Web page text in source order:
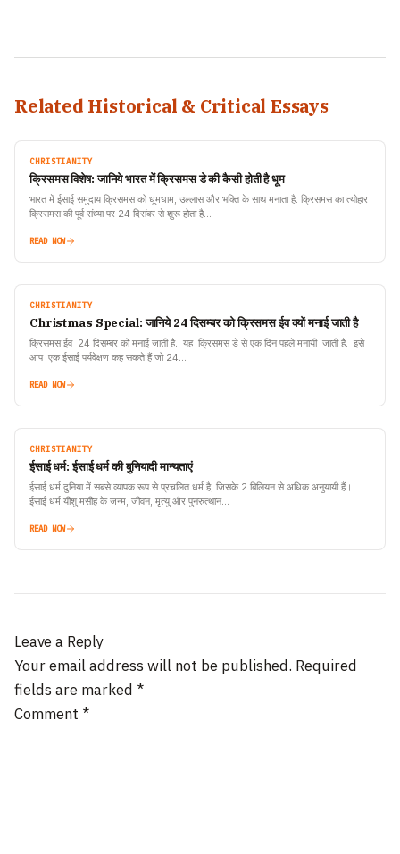
Related Historical & Critical Essays
CHRISTIANITY
क्रिसमस विशेष: जानिये भारत में क्रिसमस डे की कैसी होती है धूम
भारत में ईसाई समुदाय क्रिसमस को धूमधाम, उल्लास और भक्ति के साथ मनाता है. क्रिसमस का त्योहार
क्रिसमस की पूर्व संध्या पर 24 दिसंबर से शुरू होता है…
READ NOW
CHRISTIANITY
Christmas Special: जानिये 24 दिसम्बर को क्रिसमस ईव क्यों मनाई जाती है
क्रिसमस ईव 24 दिसम्बर को मनाई जाती है. यह क्रिसमस डे से एक दिन पहले मनायी जाती है. इसे
आप एक ईसाई पर्यवेक्षण कह सकते हैं जो 24…
READ NOW
CHRISTIANITY
ईसाई धर्म: ईसाई धर्म की बुनियादी मान्यताएं
ईसाई धर्म दुनिया में सबसे व्यापक रूप से प्रचलित धर्म है, जिसके 2 बिलियन से अधिक अनुयायी हैं।
ईसाई धर्म यीशु मसीह के जन्म, जीवन, मृत्यु और पुनरुत्थान…
READ NOW
Leave a Reply
Your email address will not be published. Required
fields are marked *
Comment *